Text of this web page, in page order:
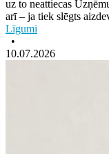
uz to neattiecas
arī – ja tiek slēgts
Līgumi
•
10.07.2026